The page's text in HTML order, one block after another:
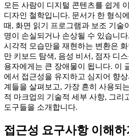
모든 사람이 디지털 콘텐츠를 쉽게
디자인 철학입니다. 문서가 한 형식
때, 화면 읽기 프로그램과 보조 기술
명이 손실되거나 손상될 수 있습니
시각적 모습만을 재현하는 변환은
만 키보드 탐색, 음성 비서, 점자 디
용자에게는 큰 장애물이 됩니다. 이
에서 접근성을 유지하고 심지어 향
계들을 살펴보고, 가장 흔히 사용되
적 마크업의 기술적 세부 사항, 그리
도구들을 소개합니다.
접근성 요구사항 이해하